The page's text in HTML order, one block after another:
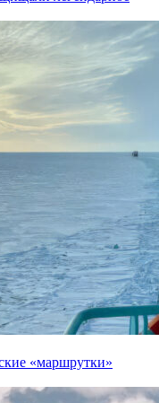
«маршрутки»